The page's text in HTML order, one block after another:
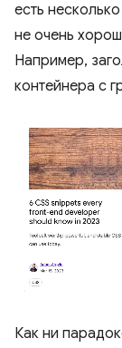
есть
не очень
Например,
контейнера с
Как ни